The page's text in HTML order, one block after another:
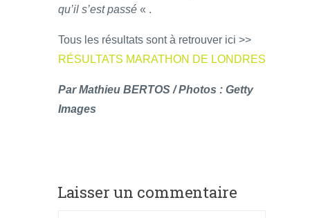
qu’il s’est passé « .
Tous les résultats sont à retrouver ici >>
RÉSULTATS MARATHON DE LONDRES
Par Mathieu BERTOS /Photos : Getty
Images
Laisser un commentaire